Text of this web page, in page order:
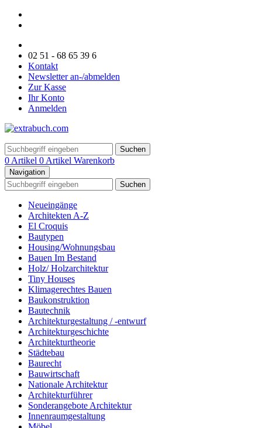
02 51 - 68 65 39 6
Kontakt
Newsletter an-/abmelden
Zur Kasse
Ihr Konto
Anmelden
Suchen
0 Artikel 0 Artikel Warenkorb
Navigation
Suchen
Neueingänge
Architekten A-Z
El Croquis
Bautypen
Housing/Wohnungsbau
Bauen Im Bestand
Holz/ Holzarchitektur
Tiny Houses
Klimagerechtes Bauen
Baukonstruktion
Bautechnik
Architekturgestaltung / -entwurf
Architekturgeschichte
Architekturtheorie
Städtebau
Baurecht
Bauwirtschaft
Nationale Architektur
Architekturführer
Sonderangebote Architektur
Innenraumgestaltung